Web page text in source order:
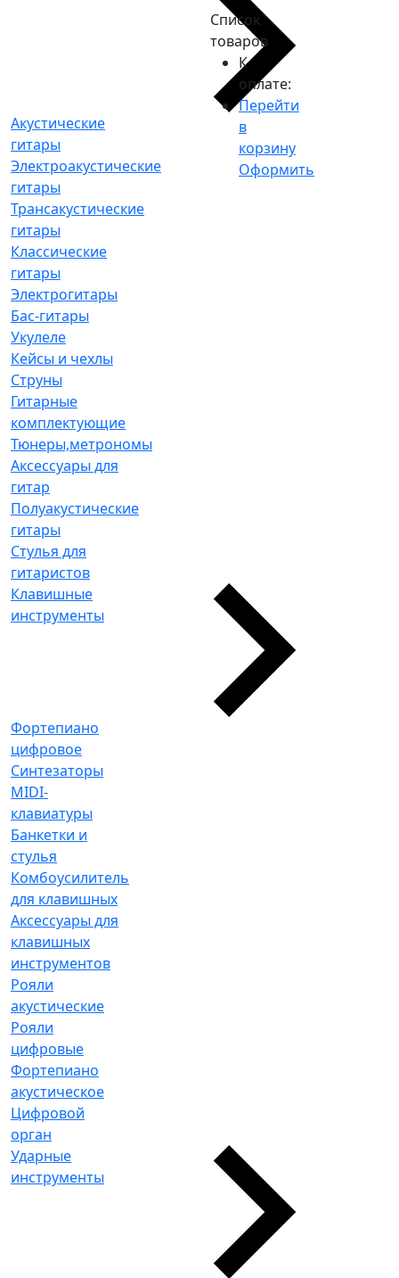
Акустические
гитары
Электроакустические
гитары
Трансакустические
гитары
Классические
гитары
Электрогитары
Бас-гитары
Укулеле
Кейсы и чехлы
Струны
Гитарные
комплектующие
Тюнеры,метрономы
Аксессуары для
гитар
Полуакустические
гитары
Стулья для
гитаристов
Клавишные
инструменты
Фортепиано
цифровое
Синтезаторы
MIDI-
клавиатуры
Банкетки и
стулья
Комбоусилитель
для клавишных
Аксессуары для
клавишных
инструментов
Рояли
акустические
Рояли
цифровые
Фортепиано
акустическое
Цифровой
орган
Ударные
инструменты
Список
товаров
К
оплате:
Перейти
в
корзину
Оформить